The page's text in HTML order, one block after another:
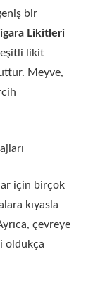
bir
Likitleri
likit
Meyve,
için birçok
kıyasla
çevreye
oldukça